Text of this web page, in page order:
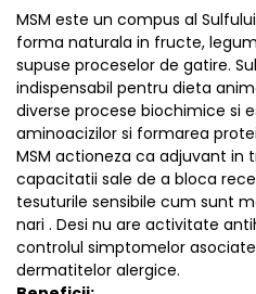
MSM este un compus al
forma naturala in fructe,
supuse proceselor de gatire.
indispensabil pentru dieta
diverse procese biochimice si
aminoacizilor si formarea
MSM actioneza ca adjuvant in
capacitatii sale de a bloca
tesuturile sensibile cum sunt
nari . Desi nu are activitate
controlul simptomelor
dermatitelor alergice.